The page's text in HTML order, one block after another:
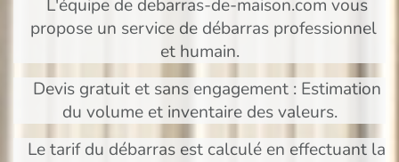
L'équipe de debarras-de-maison.com vous
propose un service de débarras professionnel
et humain.
Devis gratuit et sans engagement : Estimation
du volume et inventaire des valeurs.
Le tarif du débarras est calculé en effectuant la